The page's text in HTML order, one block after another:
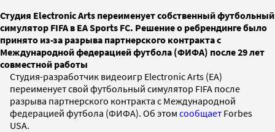
Студия Electronic Arts переименует собственный футбольный
симулятор FIFA в EA Sports FC. Решение о ребрендинге было
принято из-за разрыва партнерского контракта с
Международной федерацией футбола (ФИФА) после 29 лет
совместной работы
Студия-разработчик видеоигр Electronic Arts (ЕА)
переименует свой футбольный симулятор FIFA после
разрыва партнерского контракта с Международной
федерацией футбола (ФИФА). Об этом сообщает Forbes
USA.